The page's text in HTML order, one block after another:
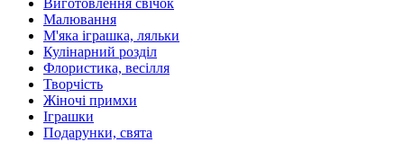
Малювання
М'яка іграшка, ляльки
Кулінарний розділ
Флористика, весілля
Творчість
Жіночі примхи
Іграшки
Подарунки, свята